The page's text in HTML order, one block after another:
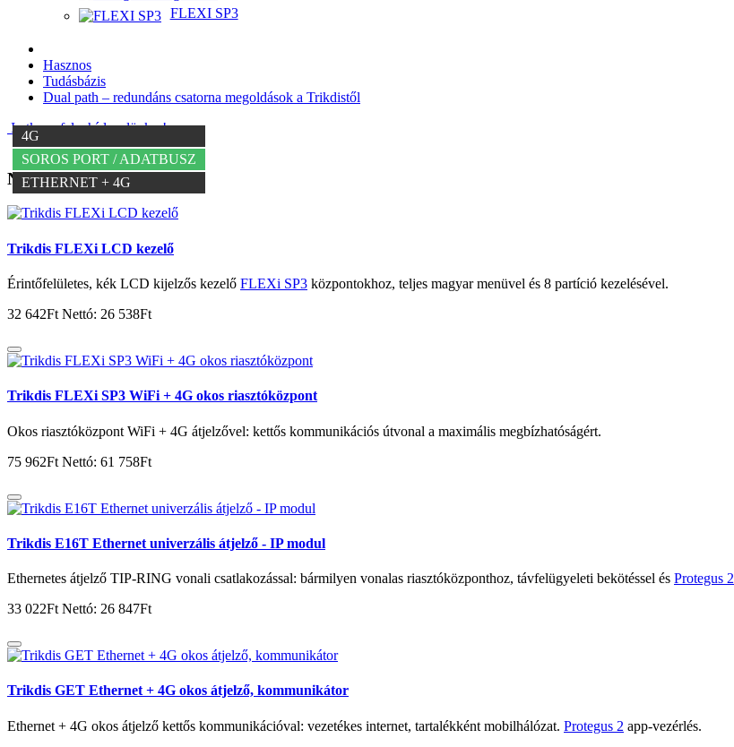
FLEXI SP3
Hasznos
Tudásbázis
Dual path – redundáns csatorna megoldások a Trikdistől
Iratkozz fel a hírlevelünkre!
Neked ajánljuk
MAGYAR NYELVŰ
Trikdis FLEXi LCD kezelő
Érintőfelületes, kék LCD kijelzős kezelő FLEXi SP3 központokhoz, teljes magyar menüvel és 8 partíció kezelésével.
32 642Ft Nettó: 26 538Ft
WIFI + 4G
Trikdis FLEXi SP3 WiFi + 4G okos riasztóközpont
Okos riasztóközpont WiFi + 4G átjelzővel: kettős kommunikációs útvonal a maximális megbízhatóságért.
75 962Ft Nettó: 61 758Ft
ETHERNET
TIP-RING
Trikdis E16T Ethernet univerzális átjelző - IP modul
Ethernetes átjelző TIP-RING vonali csatlakozással: bármilyen vonalas riasztóközponthoz, távfelügyeleti bekötéssel és Protegus 2
33 022Ft Nettó: 26 847Ft
SOROS PORT / ADATBUSZ
TIP-RING
ETHERNET + 4G
Trikdis GET Ethernet + 4G okos átjelző, kommunikátor
Ethernet + 4G okos átjelző kettős kommunikációval: vezetékes internet, tartalékként mobilhálózat. Protegus 2 app-vezérlés.
-72% KEDVEZMÉNY
4G
SOROS PORT / ADATBUSZ